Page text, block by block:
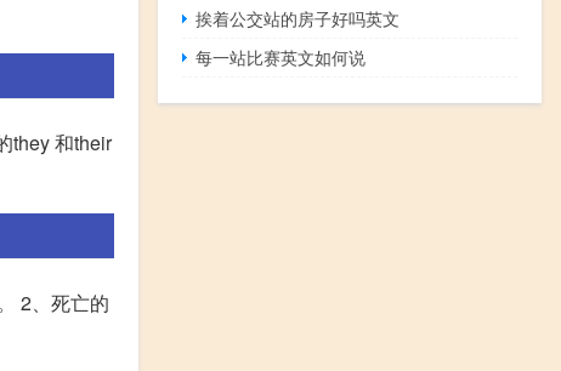
they 和their
2、死亡的
挨着公交站的房子好吗英文
每一站比赛英文如何说